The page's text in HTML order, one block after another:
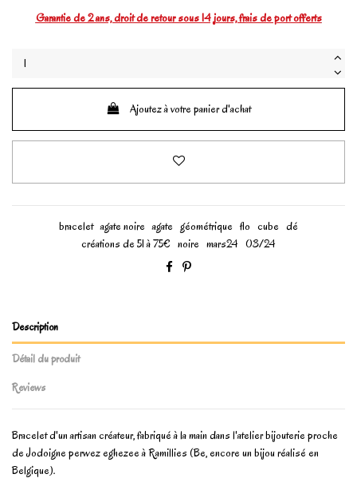
Garantie de 2 ans, droit de retour sous 14 jours, frais de port offerts
Ajoutez à votre panier d'achat
bracelet agate noire agate géométrique flo cube dé
créations de 51 à 75€ noire mars24 03/24
Description
Détail du produit
Reviews
Bracelet d'un artisan créateur, fabriqué à la main dans l'atelier bijouterie proche
de Jodoigne perwez eghezee à Ramillies (Be, encore un bijou réalisé en
Belgique).